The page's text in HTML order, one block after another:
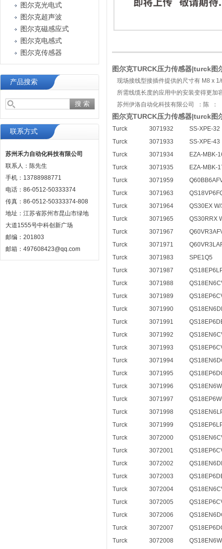
图尔克光电式
图尔克超声波
图尔克磁感应式
图尔克电感式
图尔克传感器
产品搜索
联系方式
苏州禾力自动化科技有限公司
联系人：陈先生
手机：13788988771
电话：86-0512-50333374
传真：86-0512-50333374-808
地址：江苏省苏州市昆山市绿地
大道1555号中科创新广场
邮编：201803
邮箱：497608423@qq.com
图尔克TURCK压力传感器|turck
现场接线型接插件提供的尺寸有 M8 x
所需线缆长度的应用中的安装变得更加
苏州伊洛自动化科技有限公司 ：陈 ：
图尔克TURCK压力传感器|turck
Turck 3071932
SS-XPE-32
Turck
3071933
SS-XPE-43
Turck
3071934
EZA-MBK-
Turck
3071935
EZA-MBK-
Turck
3071959
Turck
3071963
Turck
3071964
QS30EX
Turck
3071965
QS30RRX
Turck
3071967
Turck
3071971
Turck
3071983
SPE1Q5
Turck
3071987
Turck
3071988
Turck
3071989
Turck
3071990
Turck
3071991
Turck
3071992
Turck
3071993
Turck
3071994
Turck
3071995
Turck
3071996
Turck
3071997
Turck
3071998
Turck
3071999
Turck
3072000
Turck
3072001
Turck
3072002
Turck
3072003
Turck
3072004
Turck
3072005
Turck
3072006
Turck
3072007
Turck
3072008